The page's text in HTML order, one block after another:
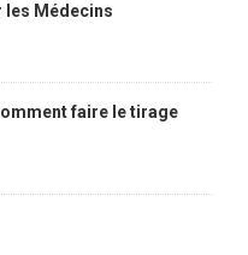
les Médecins
faire le tirage